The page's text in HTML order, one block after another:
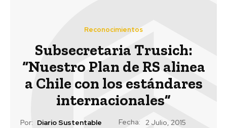
Reconocimientos
Subsecretaria Trusich:
“Nuestro Plan de RS alinea
a Chile con los estándares
internacionales”
Por: Diario Sustentable Fecha: 2 Julio, 2015